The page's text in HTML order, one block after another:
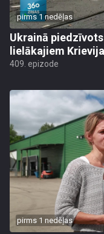
pirms 1 nedēļas
Ukrainā
lielākajiem
409. epizode
pirms 1 nedēļas